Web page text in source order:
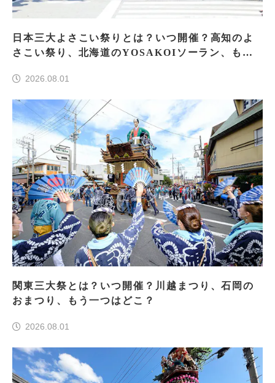
日本三大よさこい祭りとは？いつ開催？高知のよ
さこい祭り、北海道のYOSAKOIソーラン、もう
2026.08.01
関東三大祭とは？いつ開催？川越まつり、石岡の
おまつり、もう一つはどこ？
2026.08.01